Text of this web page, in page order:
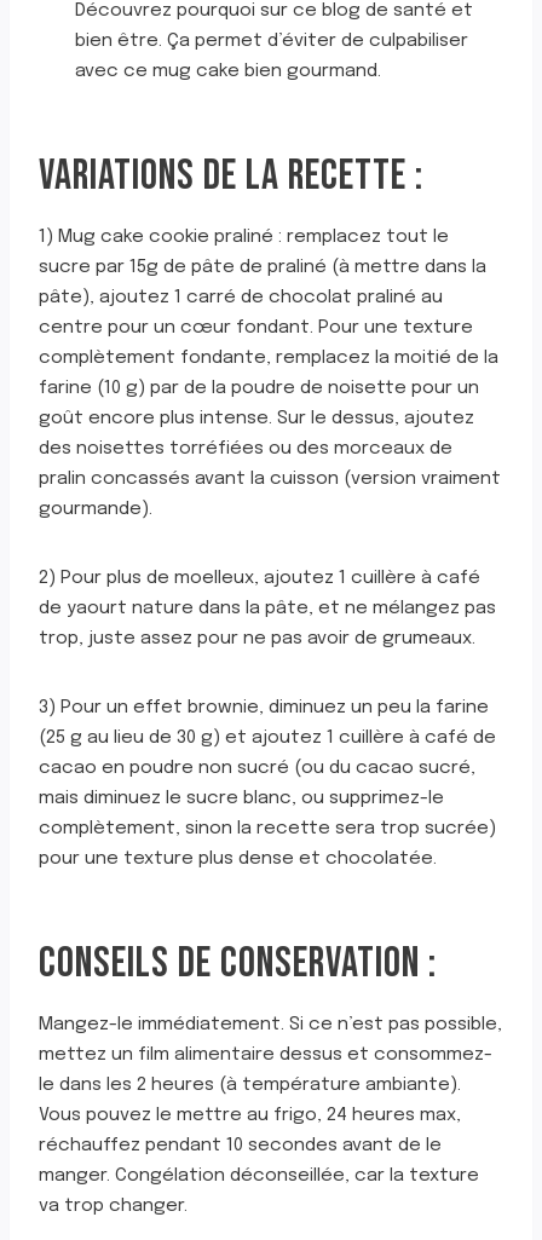
Découvrez pourquoi sur ce blog de santé et
bien être. Ça permet d’éviter de culpabiliser
avec ce mug cake bien gourmand.
VARIATIONS DE LA RECETTE :
1) Mug cake cookie praliné : remplacez tout le
sucre par 15g de pâte de praliné (à mettre dans la
pâte), ajoutez 1 carré de chocolat praliné au
centre pour un cœur fondant. Pour une texture
complètement fondante, remplacez la moitié de la
farine (10 g) par de la poudre de noisette pour un
goût encore plus intense. Sur le dessus, ajoutez
des noisettes torréfiées ou des morceaux de
pralin concassés avant la cuisson (version vraiment
gourmande).
2) Pour plus de moelleux, ajoutez 1 cuillère à café
de yaourt nature dans la pâte, et ne mélangez pas
trop, juste assez pour ne pas avoir de grumeaux.
3) Pour un effet brownie, diminuez un peu la farine
(25 g au lieu de 30 g) et ajoutez 1 cuillère à café de
cacao en poudre non sucré (ou du cacao sucré,
mais diminuez le sucre blanc, ou supprimez-le
complètement, sinon la recette sera trop sucrée)
pour une texture plus dense et chocolatée.
CONSEILS DE CONSERVATION :
Mangez-le immédiatement. Si ce n’est pas possible,
mettez un film alimentaire dessus et consommez-
le dans les 2 heures (à température ambiante).
Vous pouvez le mettre au frigo, 24 heures max,
réchauffez pendant 10 secondes avant de le
manger. Congélation déconseillée, car la texture
va trop changer.